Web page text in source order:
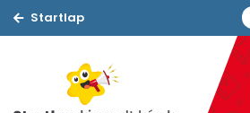
Startlap